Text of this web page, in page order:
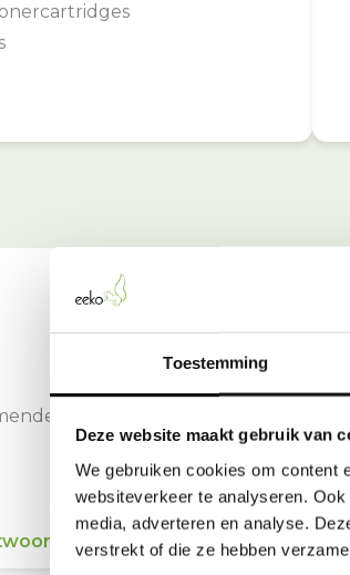
Toestemming
Deze website maakt gebruik van
We gebruiken cookies om content
websiteverkeer te analyseren.
media, adverteren en analyse.
verstrekt of die ze hebben
vragen over onze dienst